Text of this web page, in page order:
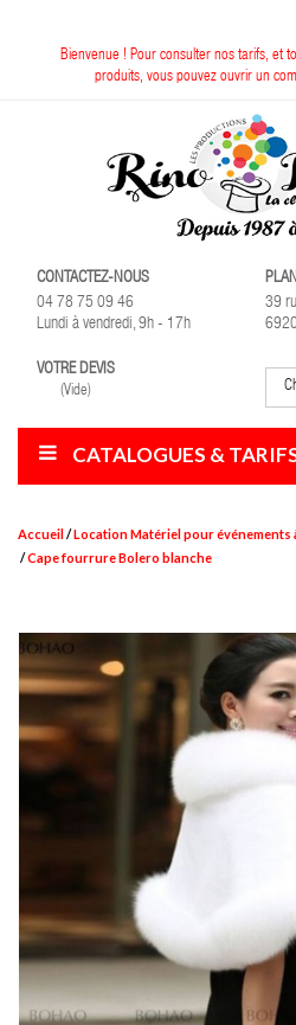
Bienvenue ! Pour consulter nos tarifs, et
produits, vous pouvez ouvrir un
CONTACTEZ-NOUS
04 78 75 09 46
Lundi à vendredi, 9h - 17h
39
VOTRE DEVIS
(Vide)
CATALOGUES &
Accueil Location Matériel pour événements
Cape fourrure Bolero blanche